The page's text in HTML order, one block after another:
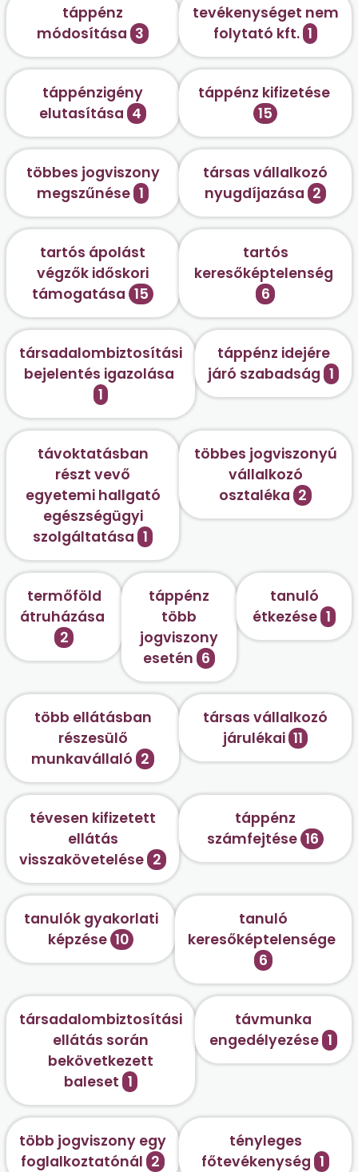
táppénz
módosítása 3
tevékenységet nem
folytató kft. 1
táppénzigény
elutasítása 4
táppénz kifizetése
15
többes jogviszony
megszűnése 1
társas vállalkozó
nyugdíjazása 2
tartós ápolást
végzők időskori
támogatása 15
tartós
keresőképtelenség
6
társadalombiztosítási
bejelentés igazolása
1
táppénz idejére
járó szabadság 1
távoktatásban
részt vevő
egyetemi hallgató
egészségügyi
szolgáltatása 1
többes jogviszonyú
vállalkozó
osztaléka 2
termőföld
átruházása
2
táppénz
több
jogviszony
esetén 6
tanuló
étkezése 1
több ellátásban
részesülő
munkavállaló 2
társas vállalkozó
járulékai 11
tévesen kifizetett
ellátás
visszakövetelése 2
táppénz
számfejtése 16
tanulók gyakorlati
képzése 10
tanuló
keresőképtelensége
6
társadalombiztosítási
ellátás során
bekövetkezett
baleset 1
távmunka
engedélyezése 1
több jogviszony egy
foglalkoztatónál 2
tényleges
főtevékenység 1